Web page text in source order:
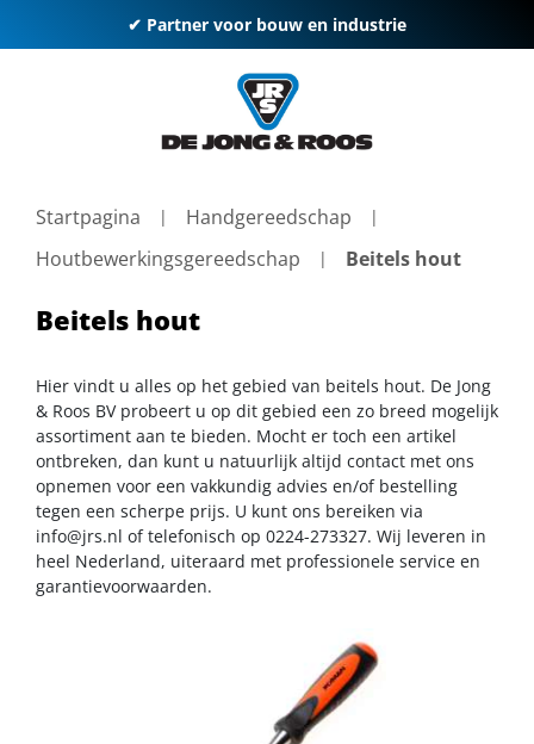
✔ Partner voor bouw en industrie
Startpagina
Handgereedschap
Houtbewerkingsgereedschap
Beitels hout
Beitels hout
Hier vindt u alles op het gebied van beitels hout. De Jong
& Roos BV probeert u op dit gebied een zo breed mogelijk
assortiment aan te bieden. Mocht er toch een artikel
ontbreken, dan kunt u natuurlijk altijd contact met ons
opnemen voor een vakkundig advies en/of bestelling
tegen een scherpe prijs. U kunt ons bereiken via
info@jrs.nl of telefonisch op 0224-273327. Wij leveren in
heel Nederland, uiteraard met professionele service en
garantievoorwaarden.